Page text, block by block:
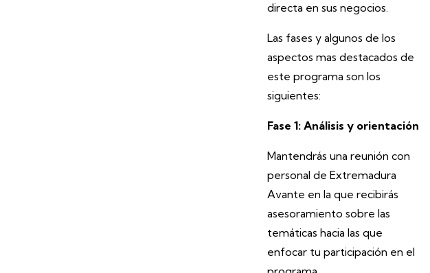
directa en sus negocios.
Las fases y algunos de los
aspectos mas destacados de
este programa son los
siguientes:
Fase 1:Análisis y orientación
Mantendrás una reunión con
personal de Extremadura
Avante en la que recibirás
asesoramiento sobre las
temáticas hacia las que
enfocar tu participación en el